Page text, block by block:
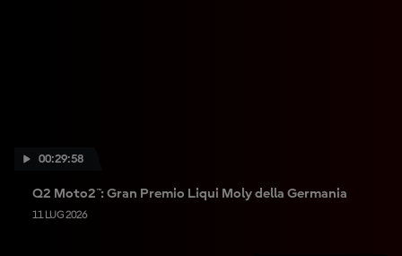
00:29:58
Q2 Moto2™: Gran Premio Liqui Moly della Germania
11 LUG 2026